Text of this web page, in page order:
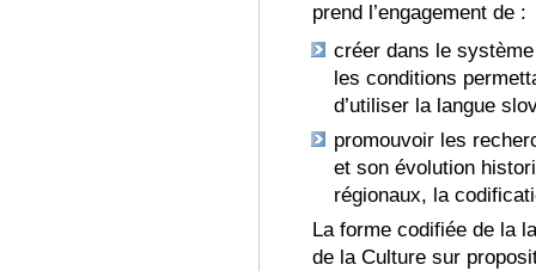
prend l’engagement de :
créer dans le
les conditions
d’utiliser la langue
promouvoir les
et son évolution
régionaux, la
La forme codifiée de la
de la Culture sur